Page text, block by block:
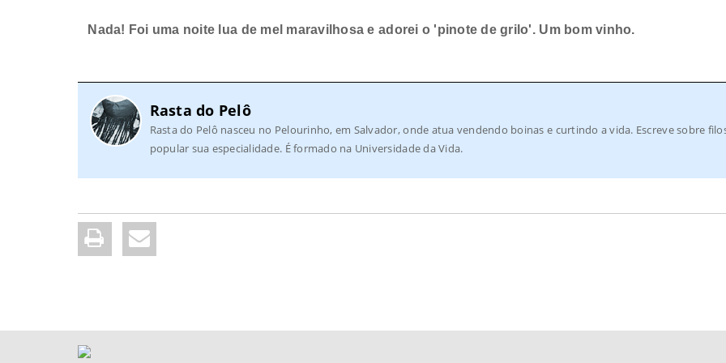
Nada! Foi uma noite lua de mel maravilhosa e adorei o 'pinote de grilo'. Um bom vinho.
Rasta do Pelô
Rasta do Pelô nasceu no Pelourinho, em Salvador, onde atua vendendo boinas e curtindo a vida. Escreve sobre
popular sua especialidade. É formado na Universidade da Vida.